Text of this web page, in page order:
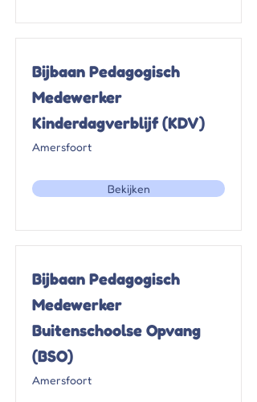
Bijbaan Pedagogisch
Medewerker
Kinderdagverblijf (KDV)
Amersfoort
Bekijken
Bijbaan Pedagogisch
Medewerker
Buitenschoolse Opvang
(BSO)
Amersfoort